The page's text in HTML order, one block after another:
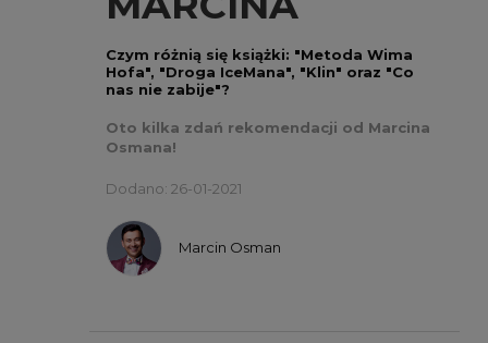
OSMANA
Dodano: 26-01-2021
Czym różnią się książki: "Metoda Wima
Hofa", "Droga IceMana", "Klin" oraz "Co
nas nie zabije"?
Oto kilka zdań rekomendacji od Marcina
Osmana!
Marcin Osman